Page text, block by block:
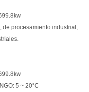
de procesamiento industrial,
5 ~ 20°C